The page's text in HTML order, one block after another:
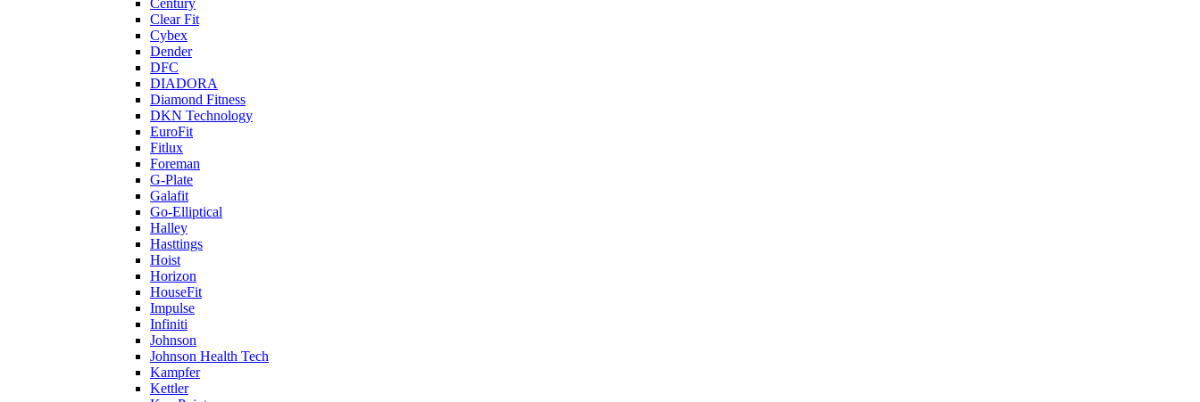
Century
Clear Fit
Cybex
Dender
DFC
DIADORA
Diamond Fitness
DKN Technology
EuroFit
Fitlux
Foreman
G-Plate
Galafit
Go-Elliptical
Halley
Hasttings
Hoist
Horizon
HouseFit
Impulse
Infiniti
Johnson
Johnson Health Tech
Kampfer
Kettler